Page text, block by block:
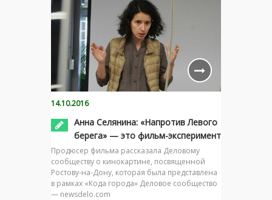
14.10.2016
Анна Селянина: «Напротив Левого
берега» — это фильм-эксперимент
Продюсер фильма рассказала Деловому
сообществу о кинокартине, посвященной
Ростову-на-Дону, которая была представлена
в рамках «Кода города» Деловое сообщество
— newsdelo.com